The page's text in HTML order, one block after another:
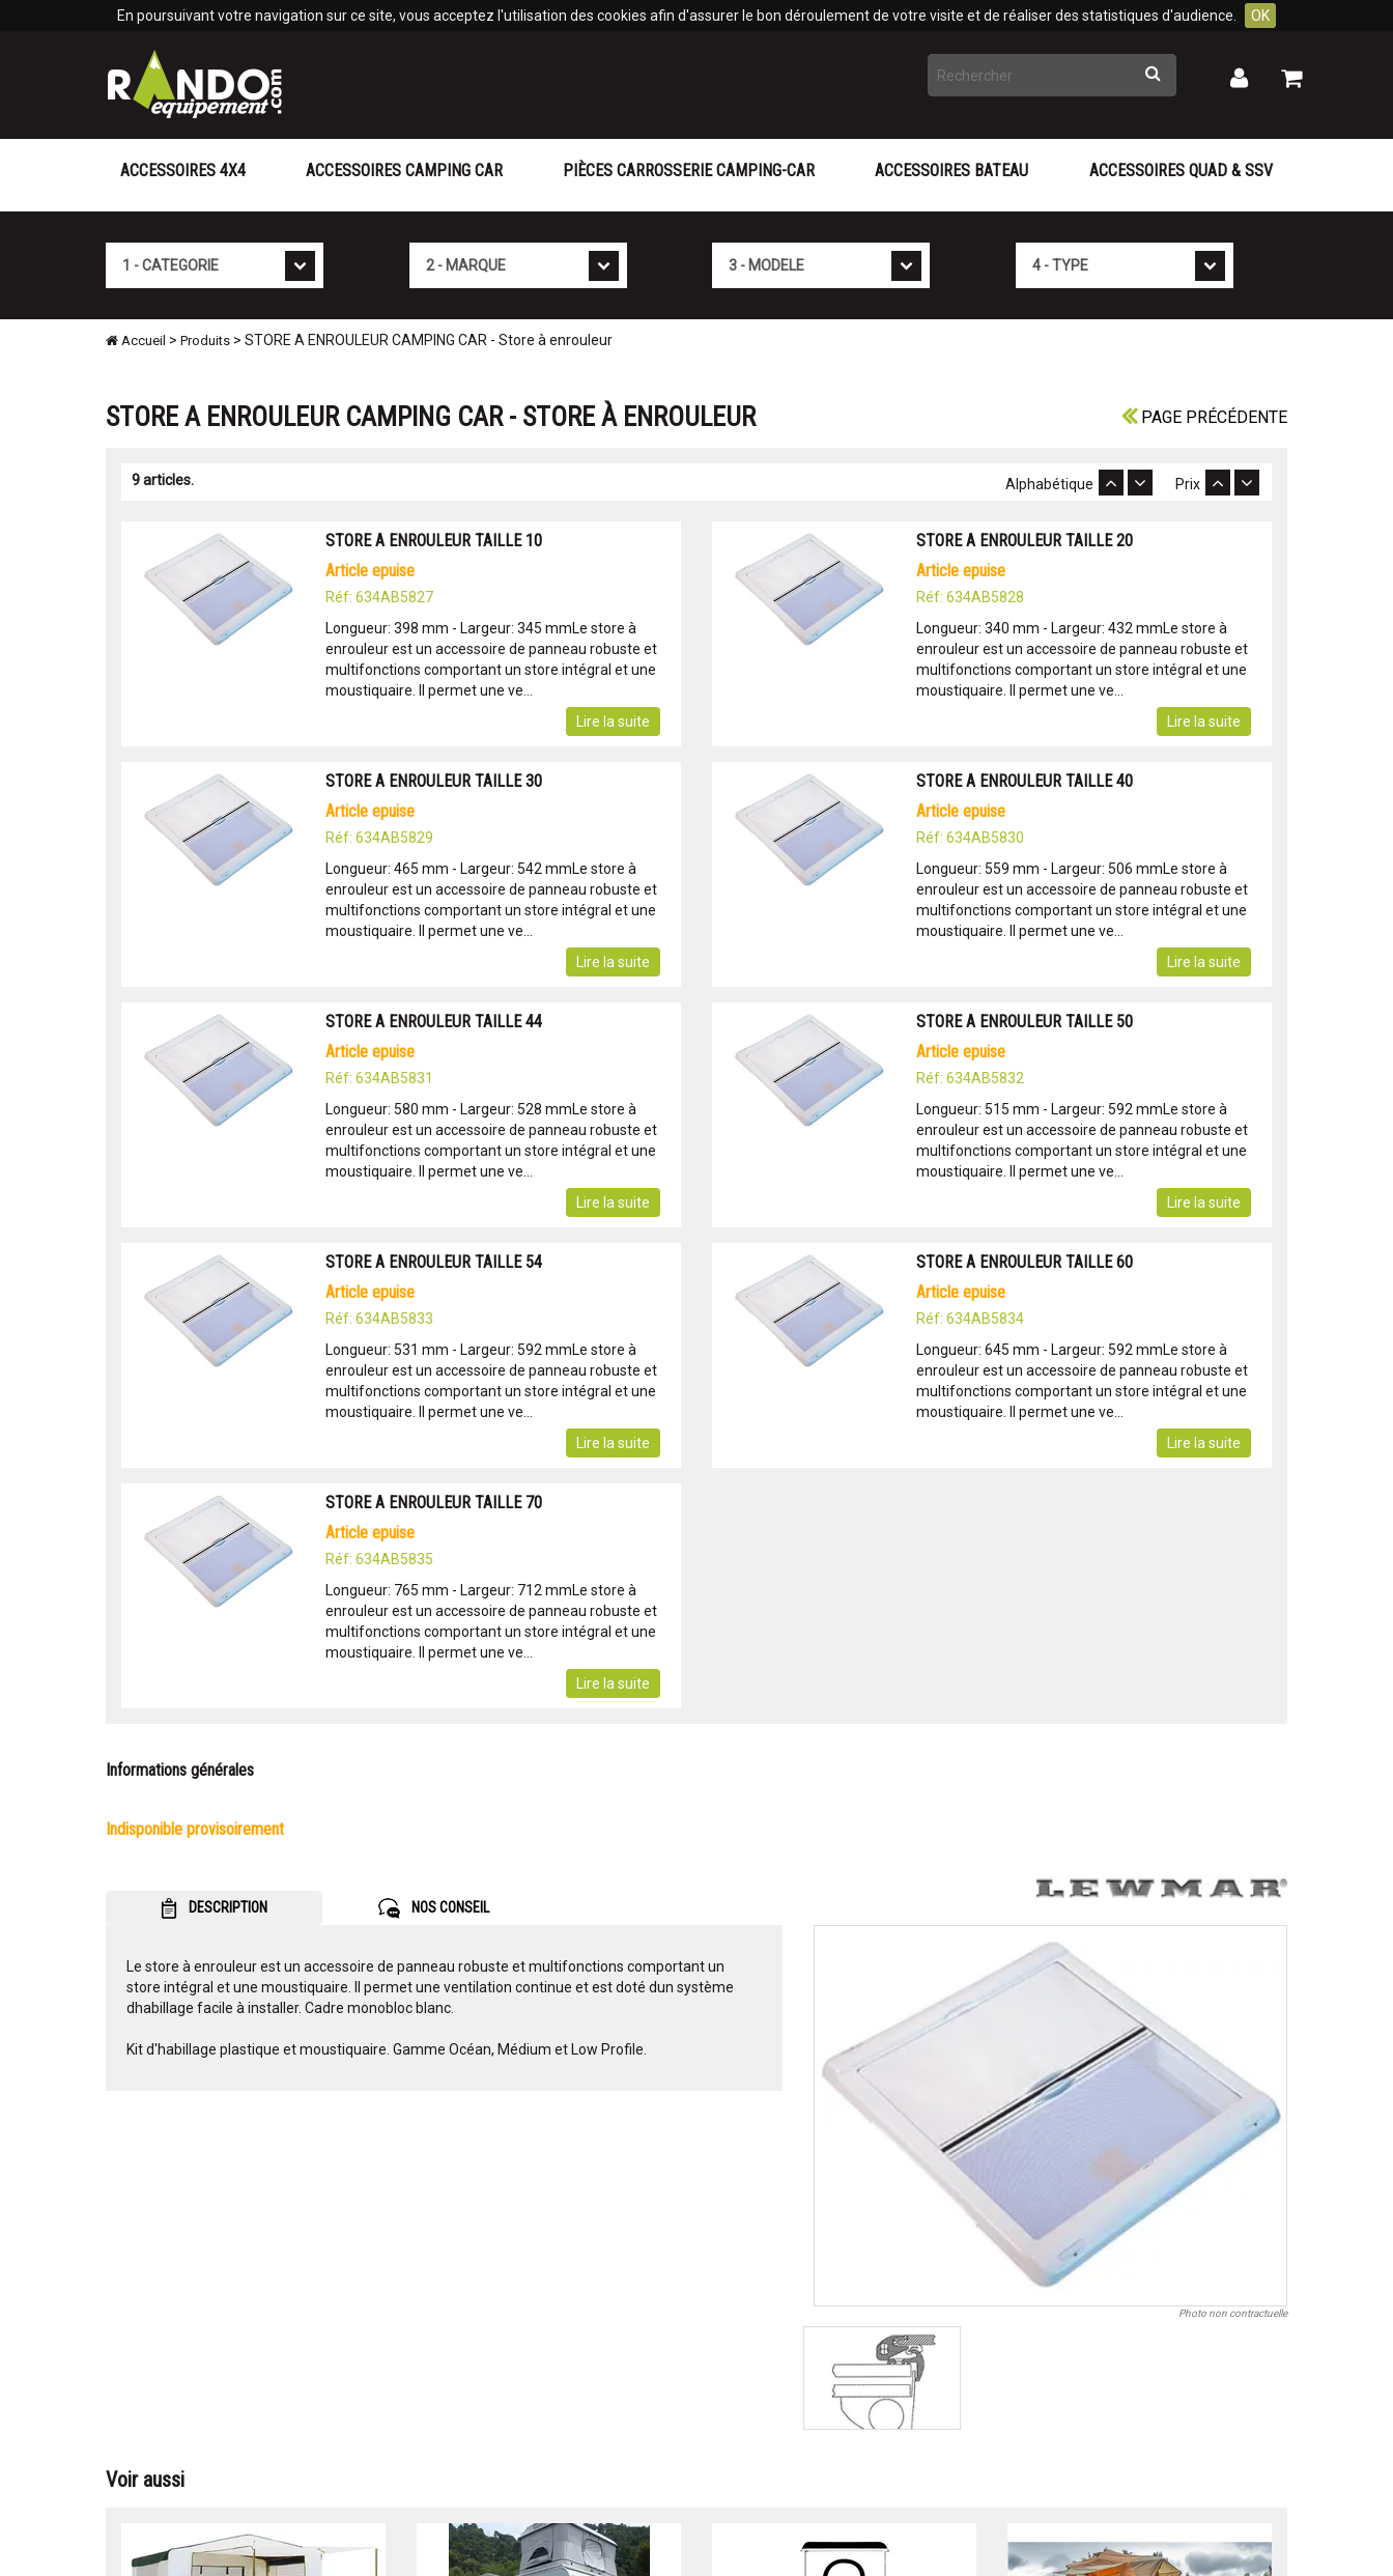
En poursuivant votre navigation sur ce site, vous acceptez l'utilisation des cookies afin d'assurer le bon déroulement de votre visite et de réaliser des statistiques d'audience. OK
Rechercher Mon
Mon
ACCESSOIRES 4X4 ACCESSOIRES CAMPING CAR PIÈCES CARROSSERIE CAMPING-CAR ACCESSOIRES BATEAU ACCESSOIRES QUAD & SSV
Accueil > Produits > STORE A ENROULEUR CAMPING CAR - Store à enrouleur
PAGE PRÉCÉDENTE
STORE A ENROULEUR CAMPING CAR - STORE À ENROULEUR
9 articles. Prix
Alphabétique
STORE A ENROULEUR TAILLE 10
article epuise
Réf: 634AB5827
Longueur: 398 mm - Largeur: 345 mmLe store à
enrouleur est un accessoire de panneau robuste et
multifonctions comportant un store intégral et une
moustiquaire. Il permet une ve...
Lire la suite
STORE A ENROULEUR TAILLE 20
article epuise
Réf: 634AB5828
Longueur: 340 mm - Largeur: 432 mmLe store à
enrouleur est un accessoire de panneau robuste et
multifonctions comportant un store intégral et une
moustiquaire. Il permet une ve...
Lire la suite
STORE A ENROULEUR TAILLE 30
article epuise
Réf: 634AB5829
Longueur: 465 mm - Largeur: 542 mmLe store à
enrouleur est un accessoire de panneau robuste et
multifonctions comportant un store intégral et une
moustiquaire. Il permet une ve...
Lire la suite
STORE A ENROULEUR TAILLE 40
article epuise
Réf: 634AB5830
Longueur: 559 mm - Largeur: 506 mmLe store à
enrouleur est un accessoire de panneau robuste et
multifonctions comportant un store intégral et une
moustiquaire. Il permet une ve...
Lire la suite
STORE A ENROULEUR TAILLE 44
article epuise
Réf: 634AB5831
Longueur: 580 mm - Largeur: 528 mmLe store à
enrouleur est un accessoire de panneau robuste et
multifonctions comportant un store intégral et une
moustiquaire. Il permet une ve...
Lire la suite
STORE A ENROULEUR TAILLE 50
article epuise
Réf: 634AB5832
Longueur: 515 mm - Largeur: 592 mmLe store à
enrouleur est un accessoire de panneau robuste et
multifonctions comportant un store intégral et une
moustiquaire. Il permet une ve...
Lire la suite
STORE A ENROULEUR TAILLE 54
article epuise
Réf: 634AB5833
Longueur: 531 mm - Largeur: 592 mmLe store à
enrouleur est un accessoire de panneau robuste et
multifonctions comportant un store intégral et une
moustiquaire. Il permet une ve...
Lire la suite
STORE A ENROULEUR TAILLE 60
article epuise
Réf: 634AB5834
Longueur: 645 mm - Largeur: 592 mmLe store à
enrouleur est un accessoire de panneau robuste et
multifonctions comportant un store intégral et une
moustiquaire. Il permet une ve...
Lire la suite
STORE A ENROULEUR TAILLE 70
article epuise
Réf: 634AB5835
Longueur: 765 mm - Largeur: 712 mmLe store à
enrouleur est un accessoire de panneau robuste et
multifonctions comportant un store intégral et une
moustiquaire. Il permet une ve...
Lire la suite
Informations générales
indisponible provisoirement
DESCRIPTION NOS CONSEIL
Le store à enrouleur est un accessoire de panneau robuste et multifonctions comportant un
store intégral et une moustiquaire. Il permet une ventilation continue et est doté dun système
dhabillage facile à installer. Cadre monobloc blanc.
Kit d'habillage plastique et moustiquaire. Gamme Océan, Médium et Low Profile.
Photo non contractuelle
Voir aussi
Panneau de gestion des cookies